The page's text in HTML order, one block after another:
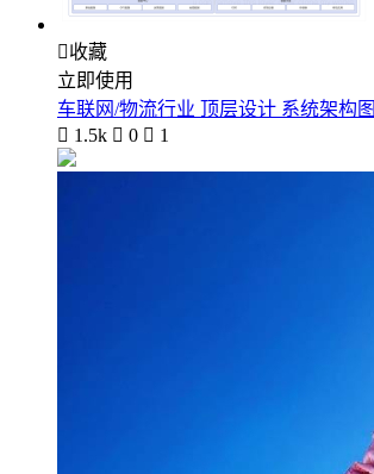
收藏
立即使用
车联网/物流行业 顶层设计 系统架构图
 1.5k  0  1